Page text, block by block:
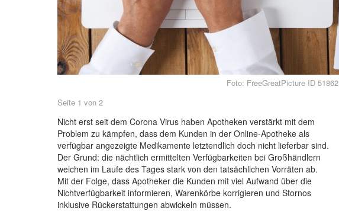
Foto: FreeGreatPicture ID 51862
Seite 1 von 2
Nicht erst seit dem Corona Virus haben Apotheken verstärkt mit dem
Problem zu kämpfen, dass dem Kunden in der Online-Apotheke als
verfügbar angezeigte Medikamente letztendlich doch nicht lieferbar sind.
Der Grund: die nächtlich ermittelten Verfügbarkeiten bei Großhändlern
weichen im Laufe des Tages stark von den tatsächlichen Vorräten ab.
Mit der Folge, dass Apotheker die Kunden mit viel Aufwand über die
Nichtverfügbarkeit informieren, Warenkörbe korrigieren und Stornos
inklusive Rückerstattungen abwickeln müssen.